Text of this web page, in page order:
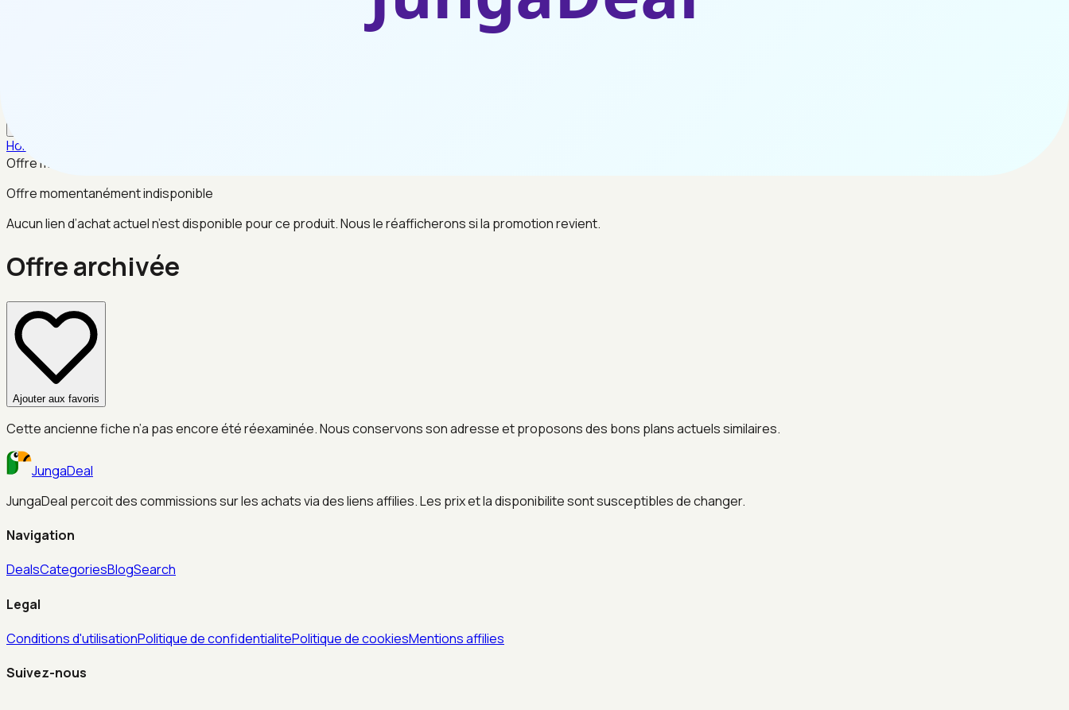
Home
Offre momentanément indisponible
Offre momentanément indisponible
Aucun lien d’achat actuel n’est disponible pour ce produit. Nous le réafficherons si la promotion revient.
Offre archivée
Ajouter aux favoris
Cette ancienne fiche n’a pas encore été réexaminée. Nous conservons son adresse et proposons des bons plans actuels similaires.
JungaDeal
JungaDeal percoit des commissions sur les achats via des liens affilies. Les prix et la disponibilite sont susceptibles de changer.
Navigation
DealsCategoriesBlogSearch
Legal
Conditions d'utilisationPolitique de confidentialitePolitique de cookiesMentions affilies
Suivez-nous